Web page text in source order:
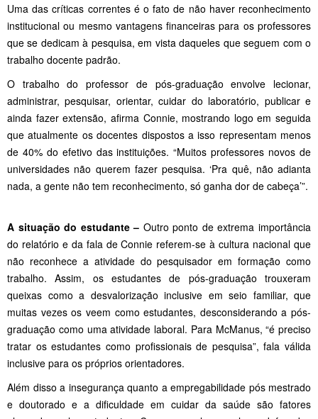
Uma das críticas correntes é o fato de não haver reconhecimento
institucional ou mesmo vantagens financeiras para os professores
que se dedicam à pesquisa, em vista daqueles que seguem com o
trabalho docente padrão.
O trabalho do professor de pós-graduação envolve lecionar,
administrar, pesquisar, orientar, cuidar do laboratório, publicar e
ainda fazer extensão, afirma Connie, mostrando logo em seguida
que atualmente os docentes dispostos a isso representam menos
de 40% do efetivo das instituições. “Muitos professores novos de
universidades não querem fazer pesquisa. ‘Pra quê, não adianta
nada, a gente não tem reconhecimento, só ganha dor de cabeça’”.
A situação do estudante – Outro ponto de extrema importância
do relatório e da fala de Connie referem-se à cultura nacional que
não reconhece a atividade do pesquisador em formação como
trabalho. Assim, os estudantes de pós-graduação trouxeram
queixas como a desvalorização inclusive em seio familiar, que
muitas vezes os veem como estudantes, desconsiderando a pós-
graduação como uma atividade laboral. Para McManus, “é preciso
tratar os estudantes como profissionais de pesquisa”, fala válida
inclusive para os próprios orientadores.
Além disso a insegurança quanto a empregabilidade pós mestrado
e doutorado e a dificuldade em cuidar da saúde são fatores